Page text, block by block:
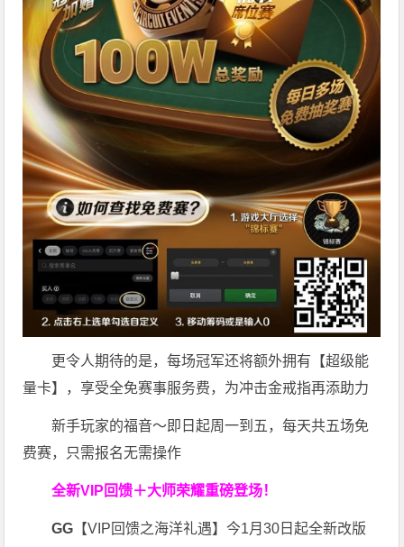
更令人期待的是，每场冠军还将额外拥有【超级能
量卡】，享受全免赛事服务费，为冲击金戒指再添助力
新手玩家的福音～即日起周一到五，每天共五场免
费赛，只需报名无需操作
全新VIP回馈＋大师荣耀重磅登场！
GG 【VIP回馈之海洋礼遇】今1月30日起全新改版